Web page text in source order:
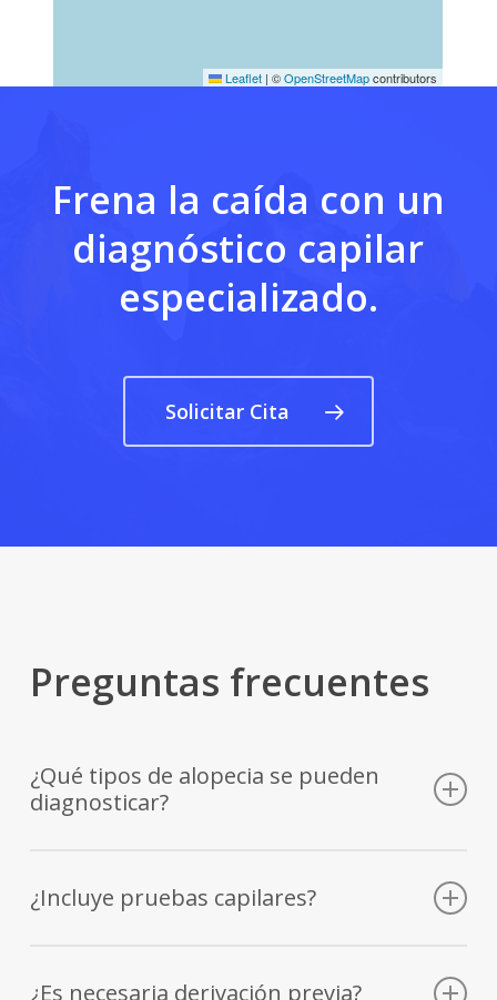
Leaflet | ©OpenStreetMapcontributors
Frena la caída con un
diagnóstico capilar
especializado.
Solicitar Cita
Preguntas frecuentes
¿Qué tipos de alopecia se pueden
diagnosticar?
otras alteraciones del cabello.
¿Incluye pruebas capilares?
valoración médica.
¿Es necesaria derivación previa?